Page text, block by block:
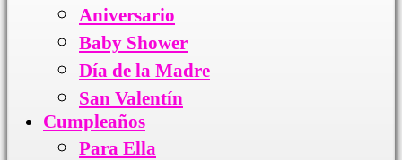
Aniversario
Baby Shower
Día de la Madre
San Valentín
Cumpleaños
Para Ella